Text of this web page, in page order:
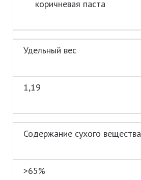
коричневая паста
Удельный вес
1,19
Содержание сухого вещества
>65%